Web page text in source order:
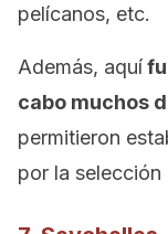
pelícanos, etc.
Además, aquí
cabo muchos
permitieron
por la selección